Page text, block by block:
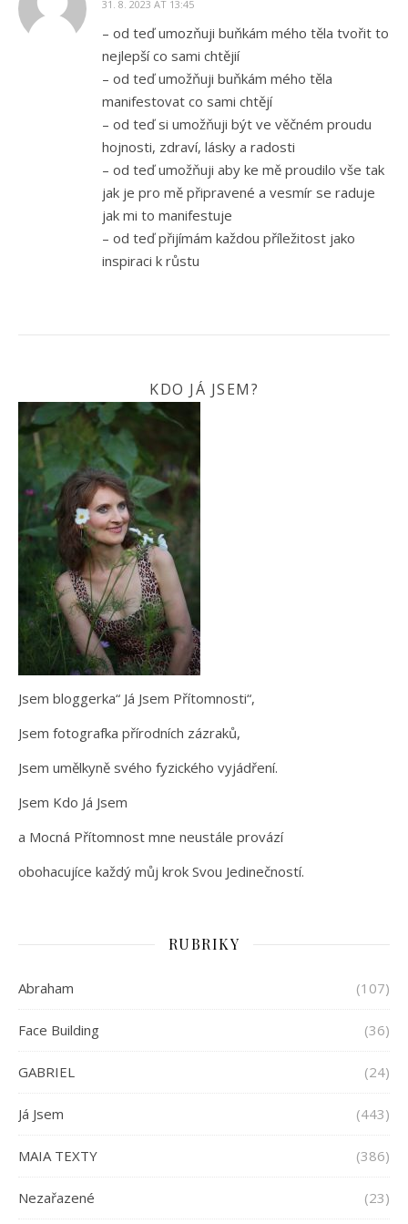
31. 8. 2023 AT 13:45
– od teď umozňuji buňkám mého těla tvořit to
nejlepší co sami chtějií
– od teď umožňuji buňkám mého těla
manifestovat co sami chtějí
– od teď si umožňuji být ve věčném proudu
hojnosti, zdraví, lásky a radosti
– od teď umožňuji aby ke mě proudilo vše tak
jak je pro mě připravené a vesmír se raduje
jak mi to manifestuje
– od teď přijímám každou příležitost jako
inspiraci k růstu
KDO JÁ JSEM?
Jsem bloggerka“ Já Jsem Přítomnosti“,
Jsem fotografka přírodních zázraků,
Jsem umělkyně svého fyzického vyjádření.
Jsem Kdo Já Jsem
a Mocná Přítomnost mne neustále provází
obohacujíce každý můj krok Svou Jedinečností.
RUBRIKY
Abraham (107)
Face Building (36)
GABRIEL (24)
Já Jsem (443)
MAIA TEXTY (386)
Nezařazené (23)